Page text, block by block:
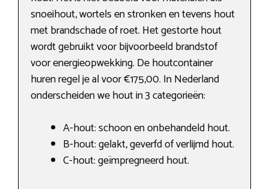
snoeihout, wortels en stronken en tevens hout
met brandschade of roet. Het gestorte hout
wordt gebruikt voor bijvoorbeeld brandstof
voor energieopwekking. De houtcontainer
huren regel je al voor €175,00. In Nederland
onderscheiden we hout in 3 categorieën:
A-hout: schoon en onbehandeld hout.
B-hout: gelakt, geverfd of verlijmd hout.
C-hout: geïmpregneerd hout.